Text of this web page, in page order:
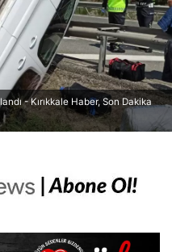
- Kırıkkale Haber, Son Dakika